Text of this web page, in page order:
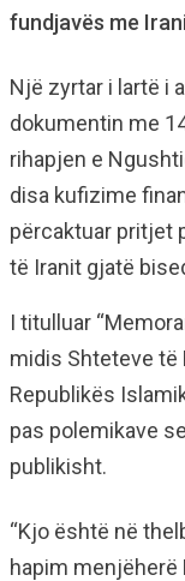
fundjavës me
Një zyrtar i lartë i
dokumentin me
rihapjen e
disa kufizime
përcaktuar pritjet
të Iranit gjatë
I titulluar
midis Shteteve të
Republikës
pas polemikave
publikisht.
“Kjo është në
hapim menjëherë